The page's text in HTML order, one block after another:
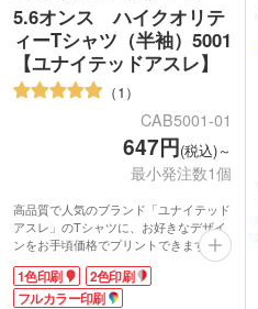
5.6オンス ハイクオリテ
ィーTシャツ（半袖）5001
【ユナイテッドアスレ】
1
CAB5001-01
647円(税込)～
最小発注数1個
高品質で人気のブランド「ユナイテッド
アスレ」のTシャツに、お好きなデザイ
ンをお手頃価格でプリントできます。
「よれない・長持ちする」頼れる生地
で、オリジナルTシャツを手軽に作成可
能。印刷は1色からフルカラーまで対
1色印刷
2色印刷
フルカラー印刷